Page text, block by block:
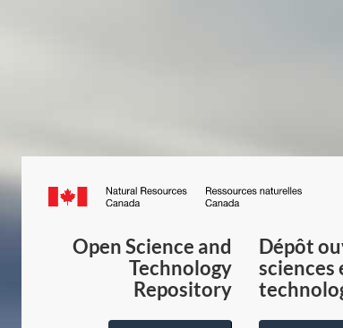
Canada.ca
du
Open Science and
Technology
Repository
Dépôt
sciences